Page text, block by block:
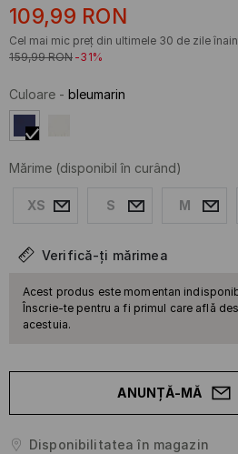
109,99 RON
Cel mai mic preț din ultimele 30 de zile
159,99 RON -31%
Culoare - bleumarin
Mărime (disponibil în curând)
XS S M
Verifică-ți mărimea
Acest produs este momentan
Înscrie-te pentru a fi primul care află
acestuia.
ANUNȚĂ-MĂ
Disponibilitatea în magazin